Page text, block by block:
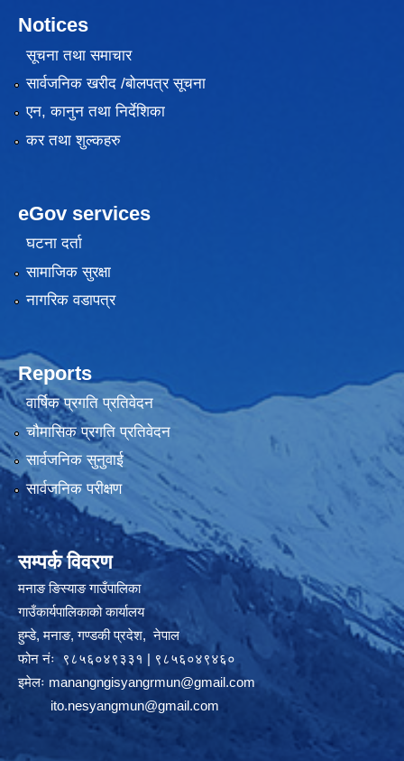
Notices
सूचना तथा समाचार
सार्वजनिक खरीद /बोलपत्र सूचना
एन, कानुन तथा निर्देशिका
कर तथा शुल्कहरु
eGov services
घटना दर्ता
सामाजिक सुरक्षा
नागरिक वडापत्र
Reports
वार्षिक प्रगति प्रतिवेदन
चौमासिक प्रगति प्रतिवेदन
सार्वजनिक सुनुवाई
सार्वजनिक परीक्षण
सम्पर्क विवरण
मनाङ ङिस्याङ गाउँपालिका
गाउँकार्यपालिकाको कार्यालय
हुम्डे, मनाङ, गण्डकी प्रदेश, ‍ नेपाल
फोन नंः ९८५६०४९३३१ | ९८५६०४९४६०
इमेलः manangngisyangrmun@gmail.com
ito.nesyangmun@gmail.com